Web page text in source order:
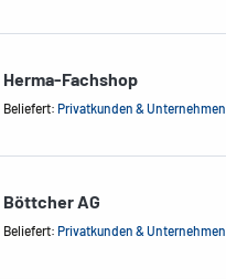
Herma-Fachshop
Beliefert: Privatkunden & Unternehmen
Böttcher AG
Beliefert: Privatkunden & Unternehmen